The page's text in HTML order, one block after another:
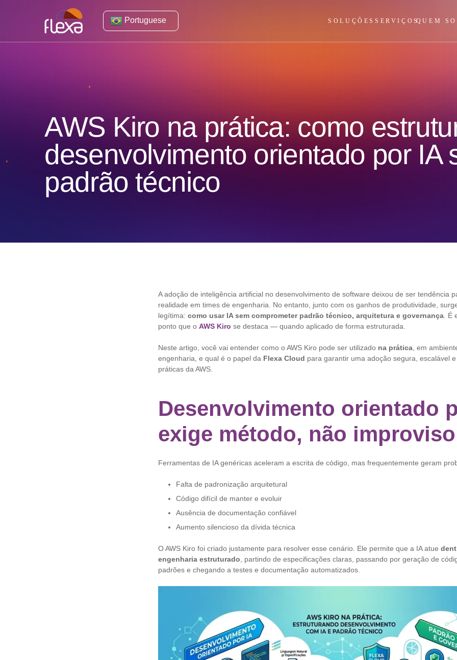
Portuguese SOLUÇÕES SERVIÇOSQUEM
AWS Kiro na prática: como
desenvolvimento orientado por IA
padrão técnico
A adoção de inteligência artificial no desenvolvimento de software deixou de ser tendência
realidade em times de engenharia. No entanto, junto com os ganhos de produtividade,
legítima: como usar IA sem comprometer padrão técnico, arquitetura e governança .
ponto que o AWS Kiro se destaca — quando aplicado de forma estruturada.
Neste artigo, você vai entender como o AWS Kiro pode ser utilizado na prática , em
engenharia, e qual é o papel da Flexa Cloud para garantir uma adoção segura, escalável
práticas da AWS.
Desenvolvimento orientado
exige método, não improviso
Ferramentas de IA genéricas aceleram a escrita de código, mas frequentemente geram
Falta de padronização arquitetural
Código difícil de manter e evoluir
Ausência de documentação confiável
Aumento silencioso da dívida técnica
O AWS Kiro foi criado justamente para resolver esse cenário. Ele permite que a IA atue
engenharia estruturado , partindo de especificações claras, passando por geração de
padrões e chegando a testes e documentação automatizados.